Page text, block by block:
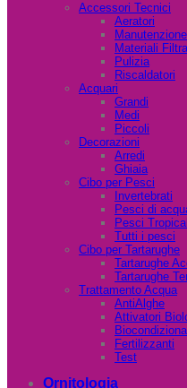
Accessori Tecnici
Aeratori
Manutenzione
Materiali
Pulizia
Riscaldatori
Acquari
Grandi
Medi
Piccoli
Decorazioni
Arredi
Ghiaia
Cibo per Pesci
Invertebrati
Pesci di
Pesci
Tutti i pesci
Cibo per Tartarughe
Tartarughe
Tartarughe
Trattamento Acqua
AntiAlghe
Attivatori
Fertilizzanti
Test
Ornitologia